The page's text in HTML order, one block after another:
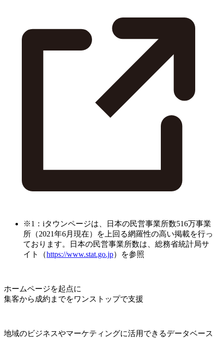
※1：iタウンページは、日本の民営事業所数516万事業
所（2021年6月現在）を上回る網羅性の高い掲載を行っ
ております。日本の民営事業所数は、総務省統計局サ
イト（https://www.stat.go.jp）を参照
ホームページを起点に
集客から成約までをワンストップで支援
地域のビジネスやマーケティングに活用できるデータベース